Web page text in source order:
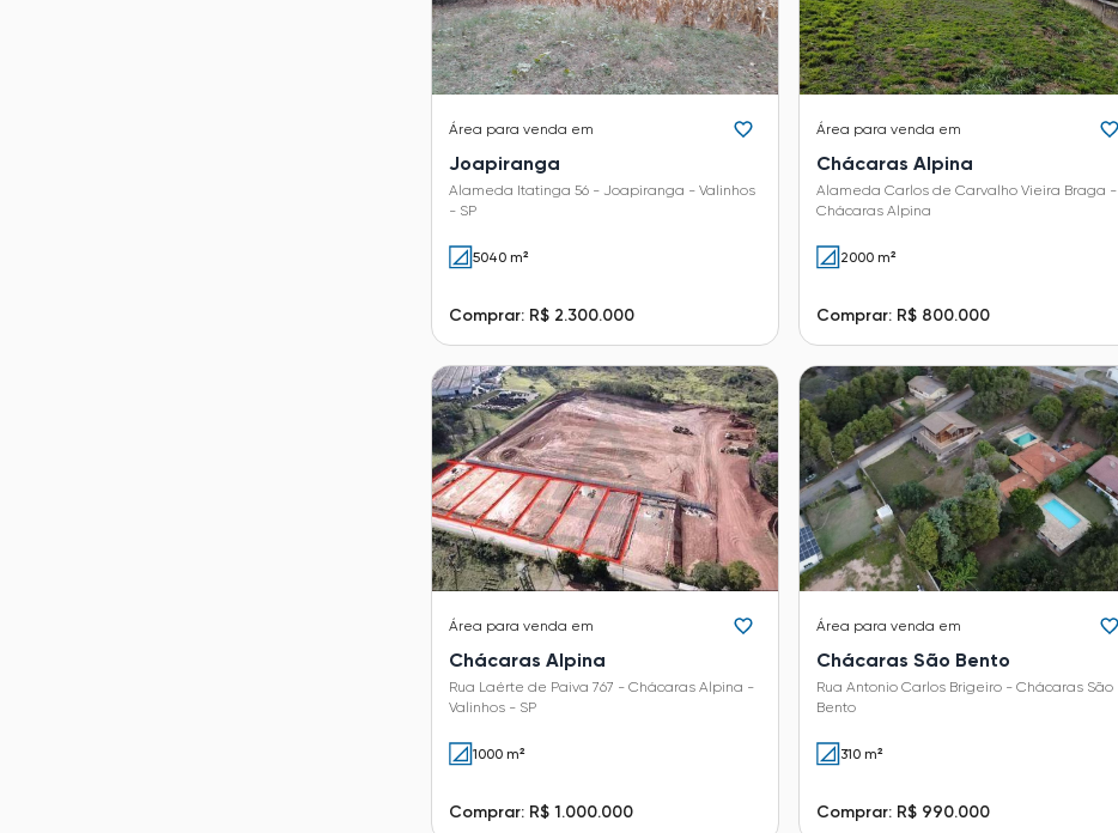
Área para venda em
Joapiranga
Alameda Itatinga 56 - Joapiranga - Valinhos
- SP
5040 m²
Comprar: R$ 2.300.000
Área para venda em
Chácaras Alpina
Alameda Carlos de Carvalho Vieira Braga -
Chácaras Alpina
2000 m²
Comprar: R$ 800.000
Área para venda em
Chácaras Alpina
Rua Laérte de Paiva 767 - Chácaras Alpina -
Valinhos - SP
1000 m²
Comprar: R$ 1.000.000
Área para venda em
Chácaras São Bento
Rua Antonio Carlos Brigeiro - Chácaras São
Bento
310 m²
Comprar: R$ 990.000